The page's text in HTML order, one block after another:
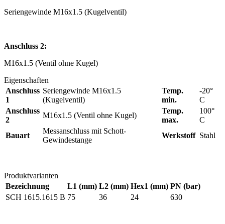
Seriengewinde M16x1.5 (Kugelventil)
Anschluss 2:
M16x1.5 (Ventil ohne Kugel)
Eigenschaften
Anschluss
1
Seriengewinde M16x1.5
(Kugelventil)
Temp.
min.
-20°
C
Anschluss
2
M16x1.5 (Ventil ohne Kugel)
Temp.
max.
100°
C
Bauart
Messanschluss mit Schott-
Gewindestange
Werkstoff Stahl
Produktvarianten
Bezeichnung
L1 (mm) L2 (mm) Hex1 (mm) PN (bar)
SCH 1615.1615 B 75 36 24 630